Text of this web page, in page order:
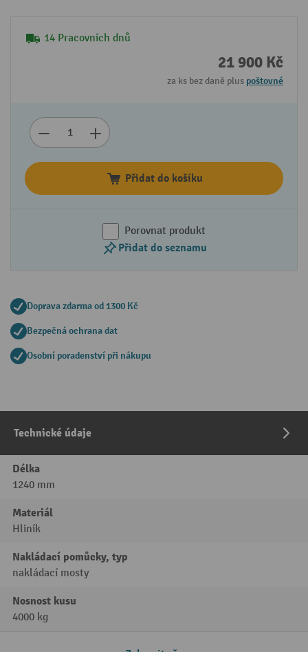
14 Pracovních dnů
21 900 Kč
za ks bez daně plus poštovné
Přidat do košíku
Porovnat produkt
Přidat do seznamu
Doprava zdarma od 1300 Kč
Bezpečná ochrana dat
Osobní poradenství při nákupu
Technické údaje
Délka
1240 mm
Materiál
Hliník
Nakládací pomůcky, typ
nakládací mosty
Nosnost kusu
4000 kg